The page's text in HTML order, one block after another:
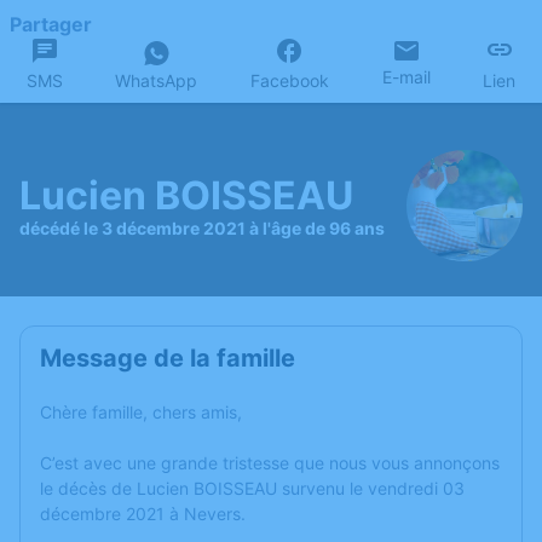
Partager
SMS WhatsApp Facebook E-mail Lien
Lucien BOISSEAU
décédé le 3 décembre 2021 à l'âge de 96 ans
Message de la famille
Chère famille, chers amis,
C’est avec une grande tristesse que nous vous annonçons
le décès de Lucien BOISSEAU survenu le vendredi 03
décembre 2021 à Nevers.